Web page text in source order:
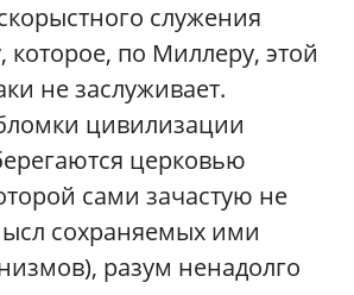
служения
которое, по Миллеру, этой
не заслуживает.
цивилизации
церковью
сами зачастую не
сохраняемых ими
разум ненадолго